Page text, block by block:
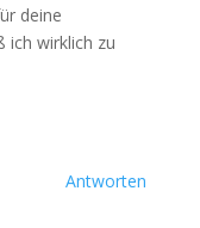
deine
ich wirklich zu
Antworten